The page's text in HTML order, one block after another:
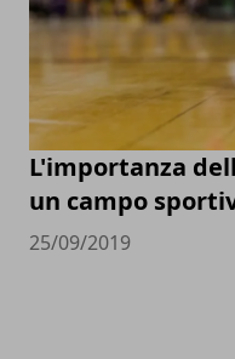
L'importanza
un campo
25/09/2019